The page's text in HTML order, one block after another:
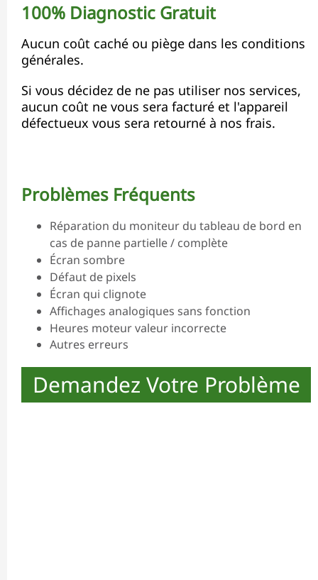
100% Diagnostic Gratuit
Aucun coût caché ou piège dans les conditions
générales.
Si vous décidez de ne pas utiliser nos services,
aucun coût ne vous sera facturé et l'appareil
défectueux vous sera retourné à nos frais.
Problèmes Fréquents
Réparation du moniteur du tableau de bord en
cas de panne partielle / complète
Écran sombre
Défaut de pixels
Écran qui clignote
Affichages analogiques sans fonction
Heures moteur valeur incorrecte
Autres erreurs
Demandez Votre Problème